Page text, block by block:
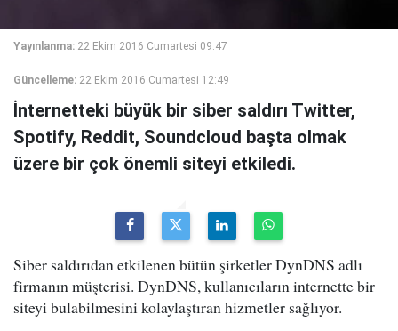
Yayınlanma: 22 Ekim 2016 Cumartesi 09:47
Güncelleme: 22 Ekim 2016 Cumartesi 12:49
İnternetteki büyük bir siber saldırı Twitter,
Spotify, Reddit, Soundcloud başta olmak
üzere bir çok önemli siteyi etkiledi.
Siber saldırıdan etkilenen bütün şirketler DynDNS adlı
firmanın müşterisi. DynDNS, kullanıcıların internette bir
siteyi bulabilmesini kolaylaştıran hizmetler sağlıyor.